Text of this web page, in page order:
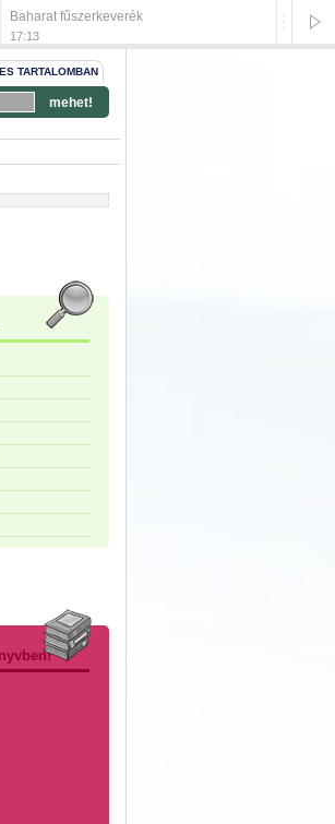
Baharat fűszerkeverék
17:13
Chilis
TARTALOMBAN
mehet!